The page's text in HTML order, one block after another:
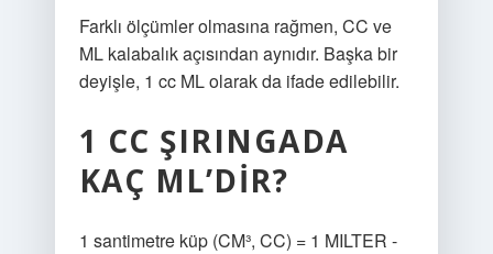
Farklı ölçümler olmasına rağmen, CC ve
ML kalabalık açısından aynıdır. Başka bir
deyişle, 1 cc ML olarak da ifade edilebilir.
1 CC ŞIRINGADA
KAÇ ML’DIR?
1 santimetre küp (CM³, CC) = 1 MILTER -